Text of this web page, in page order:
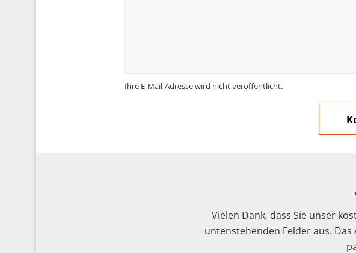
Ihre E-Mail-Adresse wird nicht veröffentlicht.
Vielen Dank, dass Sie unser
untenstehenden Felder aus.